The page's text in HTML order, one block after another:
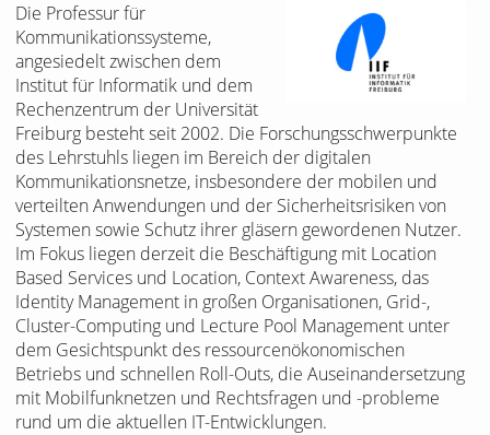
Die Professur für
Kommunikationssysteme,
angesiedelt zwischen dem
Institut für Informatik und dem
Rechenzentrum der Universität
Freiburg besteht seit 2002. Die Forschungsschwerpunkte
des Lehrstuhls liegen im Bereich der digitalen
Kommunikationsnetze, insbesondere der mobilen und
verteilten Anwendungen und der Sicherheitsrisiken von
Systemen sowie Schutz ihrer gläsern gewordenen Nutzer.
Im Fokus liegen derzeit die Beschäftigung mit Location
Based Services und Location, Context Awareness, das
Identity Management in großen Organisationen, Grid-,
Cluster-Computing und Lecture Pool Management unter
dem Gesichtspunkt des ressourcenökonomischen
Betriebs und schnellen Roll-Outs, die Auseinandersetzung
mit Mobilfunknetzen und Rechtsfragen und -probleme
rund um die aktuellen IT-Entwicklungen.